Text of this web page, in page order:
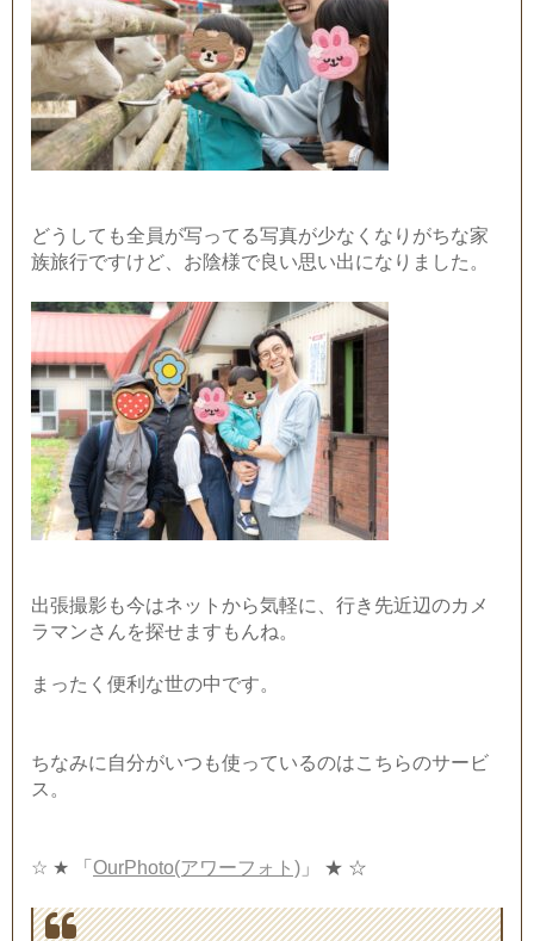
どうしても全員が写ってる写真が少なくなりがちな家
族旅行ですけど、お陰様で良い思い出になりました。
出張撮影も今はネットから気軽に、行き先近辺のカメ
ラマンさんを探せますもんね。
まったく便利な世の中です。
ちなみに自分がいつも使っているのはこちらのサービ
ス。
☆ ★ 「 OurPhoto(アワーフォト) 」 ★ ☆